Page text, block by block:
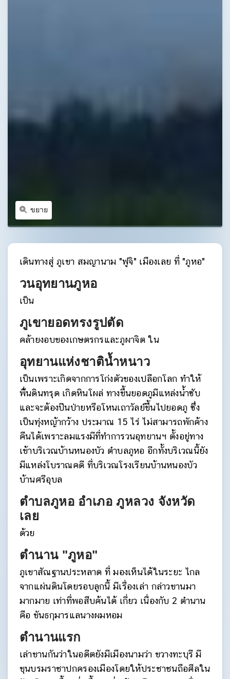
ขยาย
เดินทางสู่ ภูเขา สมญานาม "ฟูจิ" เมืองเลย ที่ "ภูหอ"
วนอุทยานภูหอ
เป็น
ภูเขายอดทรงรูปตัด
คล้ายงอบของเกษตรกรและภูผาจิต ใน
อุทยานแห่งชาติน้ำหนาว
เป็นเพราะเกิดจากการโก่งตัวของเปลือกโลก ทำให้
พื่้นดินทรุด เกิดหินโผล่ ทางขึ้นยอดภูมีแหล่งน้ำซับ
และจะต้องปีนป่ายหรือโหนเถาวัลย์ขึ้นไปยอดภู ซึ่ง
เป็นทุ่งหญ้ากว้าง ประมาณ 15 ไร่ ไม่สามารถพักค้าง
คืนได้เพราะลมแรงมีที่ทำการวนอุทยานฯ ตั้งอยู่ทาง
เข้าบริเวณบ้านหนองบัว ตำบลภูหอ อีกทั้งบริเวณนี้ยัง
มีแหล่งโบราณคดี ที่บริเวณโรงเรียนบ้านหนองบัว
บ้านศรีอุบล
ตำบลภูหอ อำเภอ ภูหลวง จังหวัด
เลย
ด้วย
ตำนาน "ภูหอ"
ภูเขาสัณฐานประหลาด ที่ มองเห็นได้ในระยะ ไกล
จากแผ่นดินโดยรอบลูกนี้ มีเรื่องเล่า กล่าวขานมา
มากมาย เท่าที่พอสืบค้นได้ เกี่ยว เนื่องกับ 2 ตำนาน
คือ ขันธกุมารแลนางผมหอม
ตำนานแรก
เล่าขานกันว่าในอดีตยังมีเมืองนามว่า ขวางทะบุรี มี
ขุนบรมราชาปกครองเมืองโดยให้ประชาชนถือศีลใน